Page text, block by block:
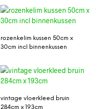
rozenkelim kussen 50cm x
30cm incl binnenkussen
vintage vloerkleed bruin
284cm x 193cm